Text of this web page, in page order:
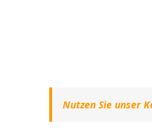
Nutzen Sie unser